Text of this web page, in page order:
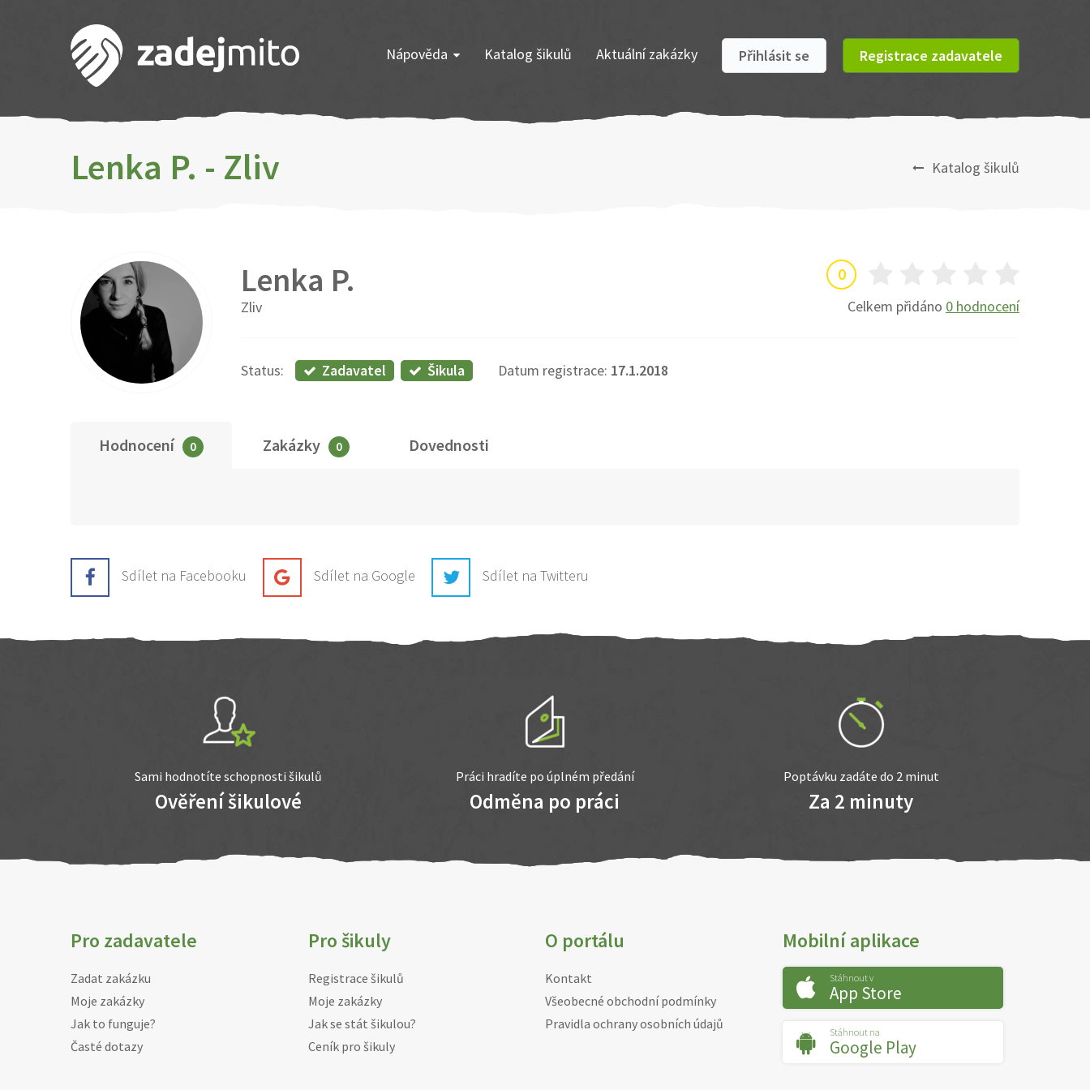
Nápověda Katalog šikulů Aktuální zakázky Přihlásit se Registrace zadavatele
Lenka P. - Zliv Katalog šikulů
0
Celkem přidáno 0 hodnocení
Lenka P.
Zliv
Status: Zadavatel Šikula Datum registrace: 17.1.2018
Hodnocení 0 Zakázky 0 Dovednosti
Sdílet na Facebooku Sdílet na Google Sdílet na Twitteru
Sami hodnotíte schopnosti šikulů
Ověření šikulové
Práci hradíte po úplném předání
Odměna po práci
Poptávku zadáte do 2 minut
Za 2 minuty
Pro zadavatele
Zadat zakázku
Moje zakázky
Jak to funguje?
Časté dotazy
Pro šikuly
Registrace šikulů
Moje zakázky
Jak se stát šikulou?
Ceník pro šikuly
O portálu
Kontakt
Všeobecné obchodní podmínky
Pravidla ochrany osobních údajů
Mobilní aplikace
Stáhnout v
App Store
Stáhnout na
Google Play